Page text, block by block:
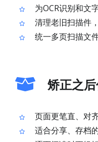
为OCR识别和文
清理老旧扫描件
统一多页扫描文
矫正之
页面更笔直、对
适合分享、存档